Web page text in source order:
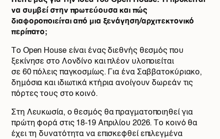
να συμβεί στην πρωτεύουσα και πώς
διαφοροποιείται από μια ξενάγηση/αρχιτεκτονικό
περίπατο;
Το Open House είναι ένας διεθνής θεσμός που
ξεκίνησε στο Λονδίνο και πλέον υλοποιείται
σε 60 πόλεις παγκοσμίως. Για ένα Σαββατοκύριακο,
δημόσια και ιδιωτικά κτήρια ανοίγουν δωρεάν τις
πόρτες τους στο κοινό.
Στη Λευκωσία, ο θεσμός θα πραγματοποιηθεί για
πρώτη φορά στις 18-19 Απριλίου 2026. Το κοινό θα
έχει τη δυνατότητα να επισκεφθεί επιλεγμένα